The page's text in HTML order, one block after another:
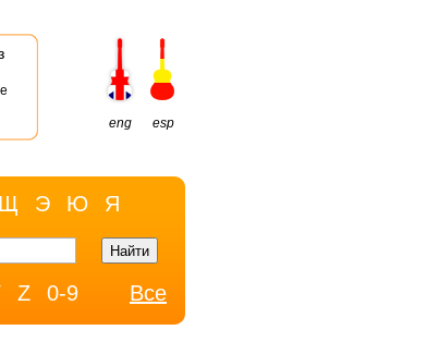
eng esp
Щ Э Ю Я
Z 0-9 Все